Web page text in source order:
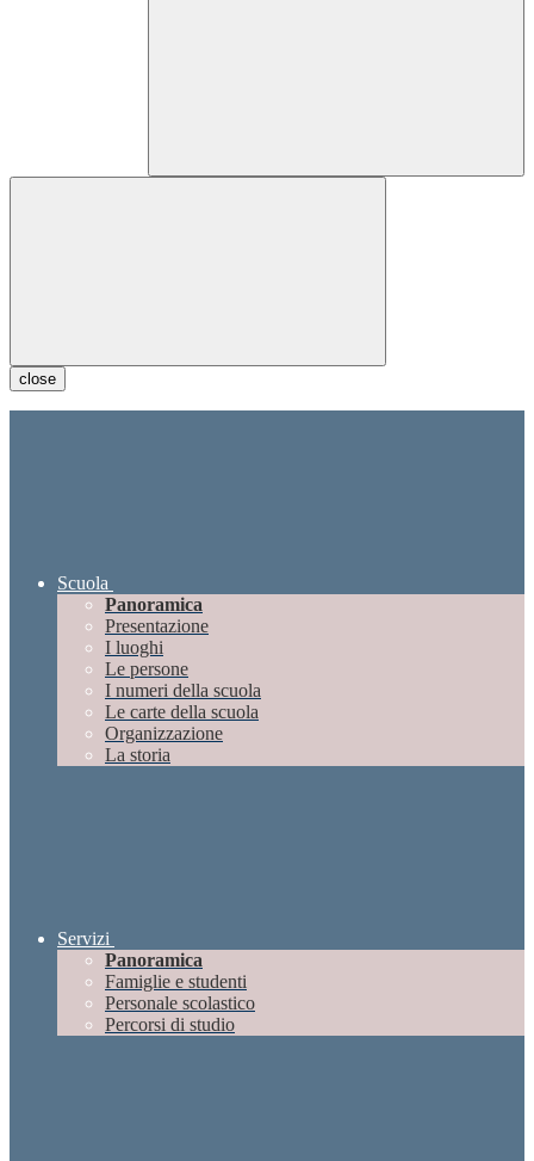
close
Scuola
Panoramica
Presentazione
I luoghi
Le persone
I numeri della scuola
Le carte della scuola
Organizzazione
La storia
Servizi
Panoramica
Famiglie e studenti
Personale scolastico
Percorsi di studio